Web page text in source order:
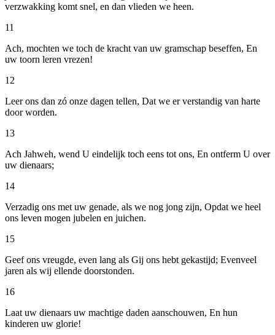
verzwakking komt snel, en dan vlieden we heen.
11
Ach, mochten we toch de kracht van uw gramschap beseffen, En
uw toorn leren vrezen!
12
Leer ons dan zó onze dagen tellen, Dat we er verstandig van harte
door worden.
13
Ach Jahweh, wend U eindelijk toch eens tot ons, En ontferm U over
uw dienaars;
14
Verzadig ons met uw genade, als we nog jong zijn, Opdat we heel
ons leven mogen jubelen en juichen.
15
Geef ons vreugde, even lang als Gij ons hebt gekastijd; Evenveel
jaren als wij ellende doorstonden.
16
Laat uw dienaars uw machtige daden aanschouwen, En hun
kinderen uw glorie!